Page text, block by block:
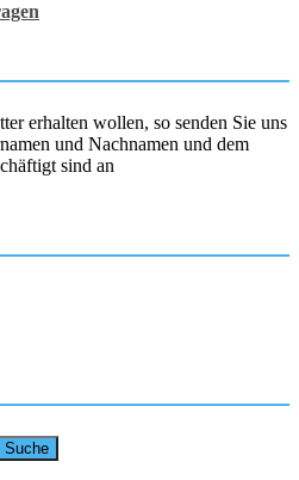
erhalten wollen, so senden Sie uns
und Nachnamen und dem
sind an